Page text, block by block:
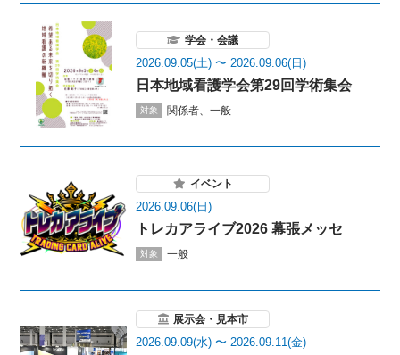
学会・会議
2026.09.05(土) 〜 2026.09.06(日)
日本地域看護学会第29回学術集会
対象 関係者、一般
イベント
2026.09.06(日)
トレカアライブ2026 幕張メッセ
対象 一般
展示会・見本市
2026.09.09(水) 〜 2026.09.11(金)